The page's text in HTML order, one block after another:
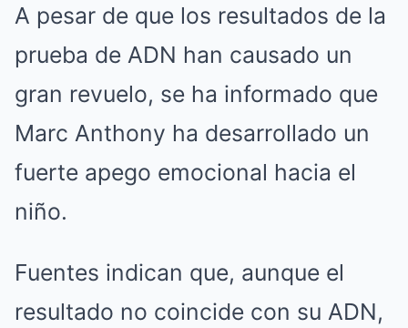
A pesar de que los resultados de la
prueba de ADN han causado un
gran revuelo, se ha informado que
Marc Anthony ha desarrollado un
fuerte apego emocional hacia el
niño.
Fuentes indican que, aunque el
resultado no coincide con su ADN,